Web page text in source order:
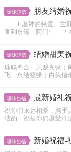
暧昧短信 朋友结婚
1.愿神的慈爱、主耶
直到永远，阿门! 2.在
暧昧短信 结婚甜美
珠联璧合，天赐良缘；
飞，永结福缘；白头
暧昧短信 最新婚礼
祝你们永远相爱，携手
洁的，祝福你们愿爱洋
暧昧短信 新婚祝福-